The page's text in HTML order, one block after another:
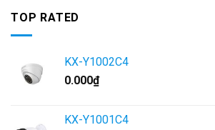
TOP RATED
KX-Y1002C4
0.000₫
KX-Y1001C4